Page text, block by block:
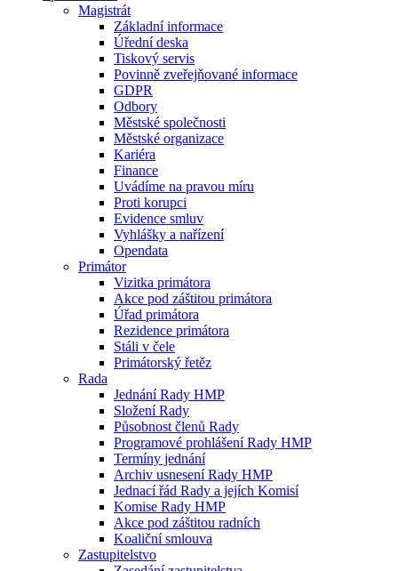
Magistrát
Základní informace
Úřední deska
Tiskový servis
Povinně zveřejňované informace
GDPR
Odbory
Městské společnosti
Městské organizace
Kariéra
Finance
Uvádíme na pravou míru
Proti korupci
Evidence smluv
Vyhlášky a nařízení
Opendata
Primátor
Vizitka primátora
Akce pod záštitou primátora
Úřad primátora
Rezidence primátora
Stáli v čele
Primátorský řetěz
Rada
Jednání Rady HMP
Složení Rady
Působnost členů Rady
Programové prohlášení Rady HMP
Termíny jednání
Archiv usnesení Rady HMP
Jednací řád Rady a jejích Komisí
Komise Rady HMP
Akce pod záštitou radních
Koaliční smlouva
Zastupitelstvo